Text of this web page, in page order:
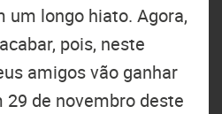
um longo hiato. Agora,
pois, neste
amigos vão ganhar
29 de novembro deste